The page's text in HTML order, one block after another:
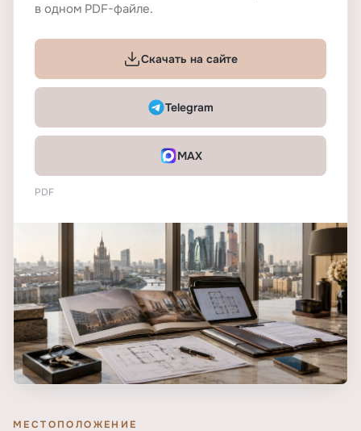
в одном PDF-файле.
Скачать на сайте
Telegram
MAX
PDF
МЕСТОПОЛОЖЕНИЕ